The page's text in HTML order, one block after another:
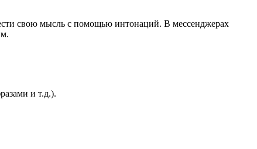
свою мысль с помощью интонаций. В мессенджерах
и т.д.).